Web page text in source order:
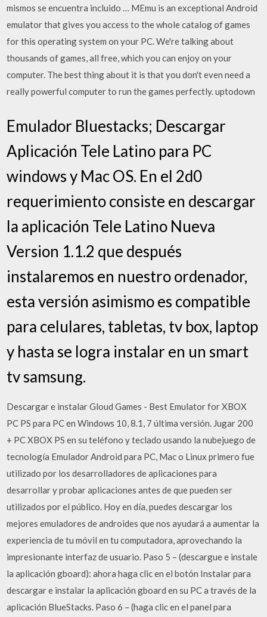
mismos se encuentra incluido … MEmu is an exceptional Android
emulator that gives you access to the whole catalog of games
for this operating system on your PC. We're talking about
thousands of games, all free, which you can enjoy on your
computer. The best thing about it is that you don't even need a
really powerful computer to run the games perfectly. uptodown
Emulador Bluestacks; Descargar
Aplicación Tele Latino para PC
windows y Mac OS. En el 2d0
requerimiento consiste en descargar
la aplicación Tele Latino Nueva
Version 1.1.2 que después
instalaremos en nuestro ordenador,
esta versión asimismo es compatible
para celulares, tabletas, tv box, laptop
y hasta se logra instalar en un smart
tv samsung.
Descargar e instalar Gloud Games - Best Emulator for XBOX
PC PS para PC en Windows 10, 8.1, 7 última versión. Jugar 200
+ PC XBOX PS en su teléfono y teclado usando la nubejuego de
tecnología Emulador Android para PC, Mac o Linux primero fue
utilizado por los desarrolladores de aplicaciones para
desarrollar y probar aplicaciones antes de que pueden ser
utilizados por el público. Hoy en día, puedes descargar los
mejores emuladores de androides que nos ayudará a aumentar la
experiencia de tu móvil en tu computadora, aprovechando la
impresionante interfaz de usuario. Paso 5 – (descargue e instale
la aplicación gboard): ahora haga clic en el botón Instalar para
descargar e instalar la aplicación gboard en su PC a través de la
aplicación BlueStacks. Paso 6 – (haga clic en el panel para